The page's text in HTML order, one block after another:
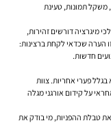
משקל תמונות, טעינת
מיגרציה דורשים זהירות,
הערה שכדאי לקחת ברצינות:
חדשות.
פערי אחריות. צוות
על קידום אורגני מגלה
טבלת ההפניות, מי בודק את